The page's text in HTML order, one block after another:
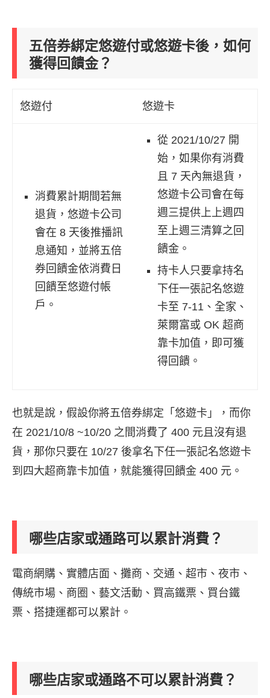
五倍券綁定悠遊付或悠遊卡後，如何
獲得回饋金？
悠遊付 悠遊卡
消費累計期間若無
退貨，悠遊卡公司
會在 8 天後推播訊
息通知，並將五倍
券回饋金依消費日
回饋至悠遊付帳
戶。
從 2021/10/27 開
始，如果你有消費
且 7 天內無退貨，
悠遊卡公司會在每
週三提供上上週四
至上週三清算之回
饋金。
持卡人只要拿持名
下任一張記名悠遊
卡至 7-11、全家、
萊爾富或 OK 超商
靠卡加值，即可獲
得回饋。
也就是說，假設你將五倍券綁定「悠遊卡」，而你
在 2021/10/8 ~10/20 之間消費了 400 元且沒有退
貨，那你只要在 10/27 後拿名下任一張記名悠遊卡
到四大超商靠卡加值，就能獲得回饋金 400 元。
哪些店家或通路可以累計消費？
電商網購、實體店面、攤商、交通、超市、夜市、
傳統市場、商圈、藝文活動、買高鐵票、買台鐵
票、搭捷運都可以累計。
哪些店家或通路不可以累計消費？